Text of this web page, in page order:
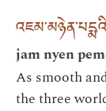
jam nyen
As smooth
the three